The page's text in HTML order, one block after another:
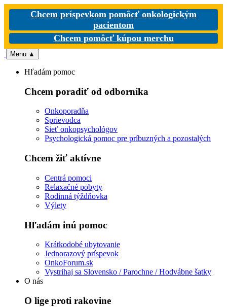
Chcem príspevkom pomôcť onkologickým
pacientom
Chcem pomôcť kúpou merchu
Menu ▲
Hľadám pomoc
Chcem poradiť od odborníka
Onkoporadňa
Sprievodca
Sieť onkopsychológov
Psychologická pomoc pre príbuzných a pozostalých
Chcem žiť aktívne
Centrá pomoci
Relaxačné pobyty
Rodinná týždňovka
Výlety
Hľadám inú pomoc
Krátkodobé ubytovanie
Jednorazový príspevok
OnkoForum.sk
Vystrihaj sa Slovensko / Parochne / Hodvábne šatky
O nás
O lige proti rakovine